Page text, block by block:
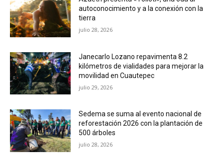
autoconocimiento y a la conexión con la
tierra
julio 28, 2026
Janecarlo Lozano repavimenta 8.2
kilómetros de vialidades para mejorar la
movilidad en Cuautepec
julio 29, 2026
Sedema se suma al evento nacional de
reforestación 2026 con la plantación de
500 árboles
julio 28, 2026